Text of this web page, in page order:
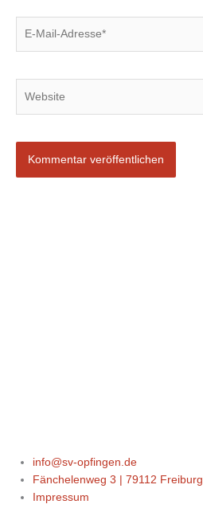
info@sv-opfingen.de
Fänchelenweg 3 | 79112 Freiburg
Impressum